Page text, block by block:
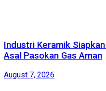
Industri Keramik
Asal Pasokan Gas Aman
August 7, 2026